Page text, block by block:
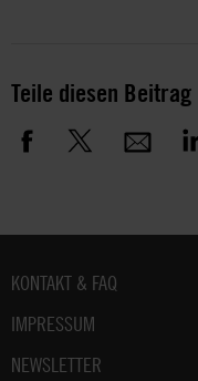
Teile diesen Beitrag
Fußbereich
KONTAKT & FAQ
IMPRESSUM
NEWSLETTER